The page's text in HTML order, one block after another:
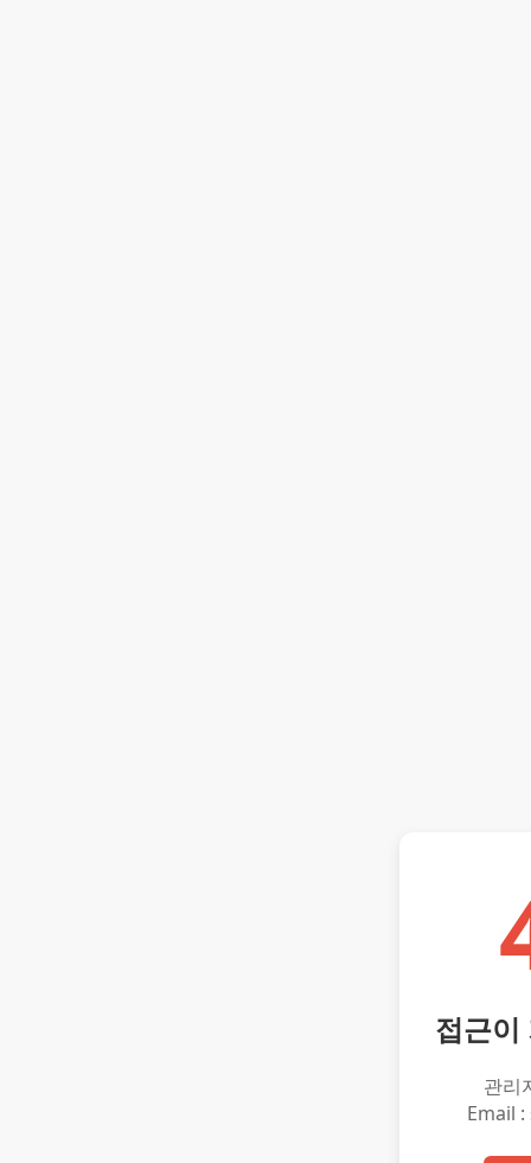
접근이
관리
Email